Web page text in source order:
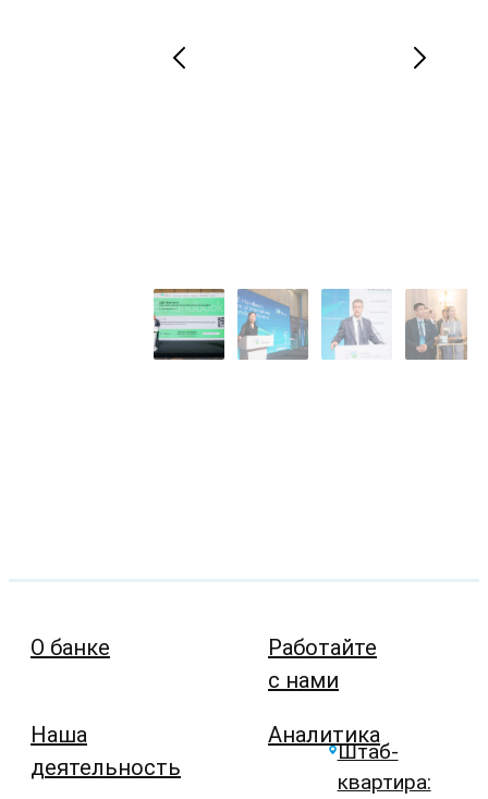
О банке
Наша
деятельность
Работайте
с нами
Аналитика
Штаб-
квартира: